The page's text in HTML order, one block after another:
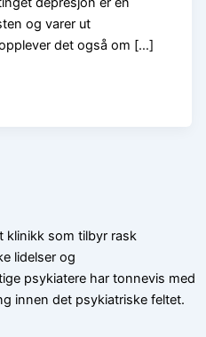
og varer ut
det også om […]
klinikk som tilbyr rask
lidelser og
psykiatere har tonnevis med
innen det psykiatriske feltet.